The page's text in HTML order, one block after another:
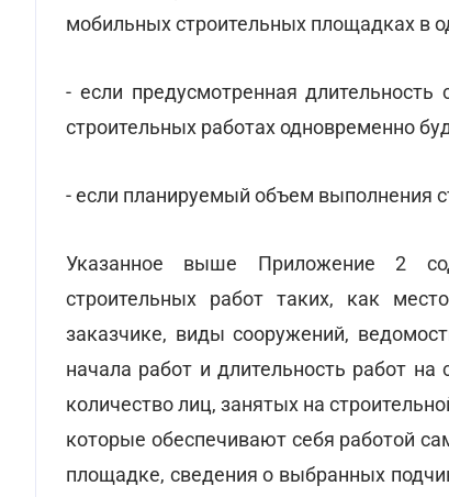
мобильных строительных площадках в
- если предусмотренная
строительных работах одновременно
- если планируемый объем выполнения
Указанное выше Приложение 2
строительных работ таких, как
заказчике, виды сооружений,
начала работ и длительность работ
количество лиц, занятых на
которые обеспечивают себя работой
площадке, сведения о выбранных